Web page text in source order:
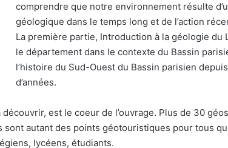
comprendre que notre environnement résulte
géologique dans le temps long et de l’action
La première partie, Introduction à la géologie du
le département dans le contexte du Bassin
l’histoire du Sud-Ouest du Bassin parisien
d’années.
est le coeur de l’ouvrage. Plus de 30
autant des points géotouristiques pour tous
lycéens, étudiants.